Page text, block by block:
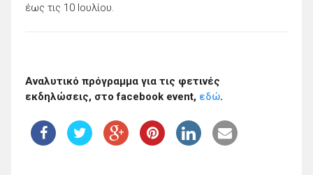
έως τις 10 Ιουλίου.
Αναλυτικό πρόγραμμα για τις φετινές
εκδηλώσεις, στο facebook event, εδώ.